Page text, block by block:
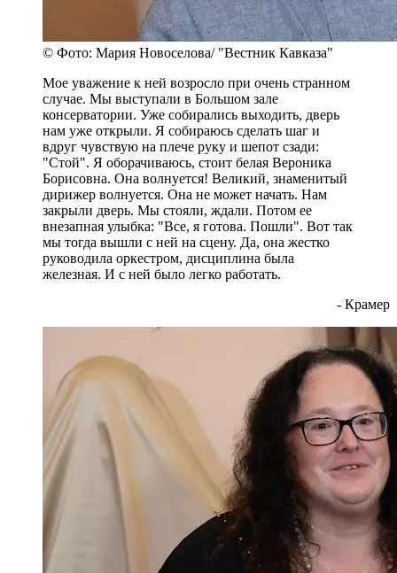
© Фото: Мария Новоселова/ "Вестник Кавказа"
Мое уважение к ней возросло при очень странном
случае. Мы выступали в Большом зале
консерватории. Уже собирались выходить, дверь
нам уже открыли. Я собираюсь сделать шаг и
вдруг чувствую на плече руку и шепот сзади:
"Стой". Я оборачиваюсь, стоит белая Вероника
Борисовна. Она волнуется! Великий, знаменитый
дирижер волнуется. Она не может начать. Нам
закрыли дверь. Мы стояли, ждали. Потом ее
внезапная улыбка: "Все, я готова. Пошли". Вот так
мы тогда вышли с ней на сцену. Да, она жестко
руководила оркестром, дисциплина была
железная. И с ней было легко работать.
- Крамер